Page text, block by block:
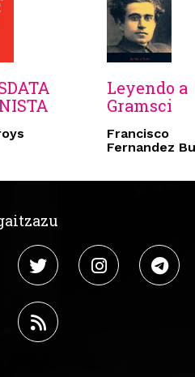
Leyendo a
Gramsci
Francisco
Fernandez